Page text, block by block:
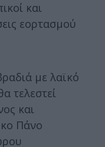
και
εορτασμού
με λαϊκό
τελεστεί
και
Πάνο